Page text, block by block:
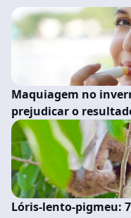
Maquiagem no
prejudicar o
Lóris-lento-pigmeu: